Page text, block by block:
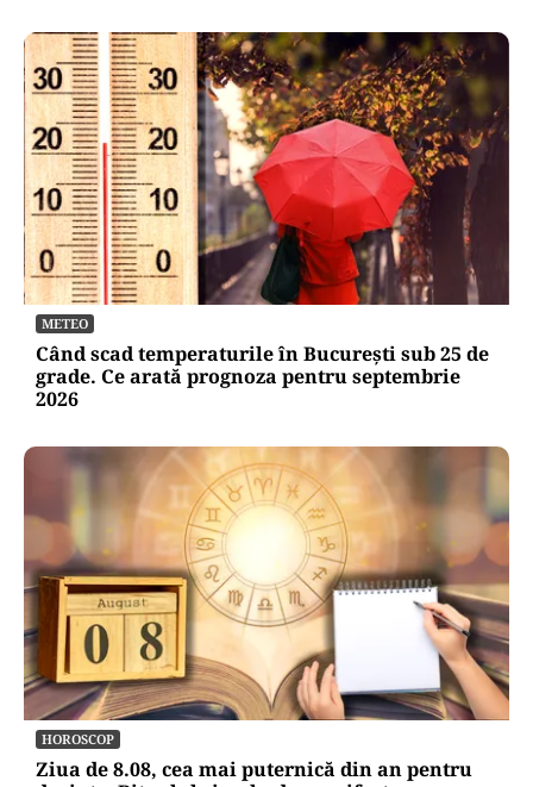
METEO
Când scad temperaturile în București sub 25 de
grade. Ce arată prognoza pentru septembrie
2026
HOROSCOP
Ziua de 8.08, cea mai puternică din an pentru